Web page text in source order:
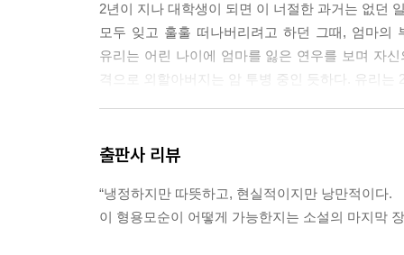
2년이 지나 대학생이 되면 이 너절한 과거는 없던
모두 잊고 훌훌 떠나버리려고 하던 그때, 엄마
유리는 어린 나이에 엄마를 잃은 연우를 보며 자
격으로 외할아버지는 암 투병 중인 듯하다. 유리
좋았다. 유리는 자신의 상처를 직면하는 일에도,
주고받는 이해와 선의를 유예하지 않는다. 그들을
출판사 리뷰
“냉정하지만 따뜻하고, 현실적이지만 낭만적이다.
이 형용모순이 어떻게 가능한지는 소설의 마지막